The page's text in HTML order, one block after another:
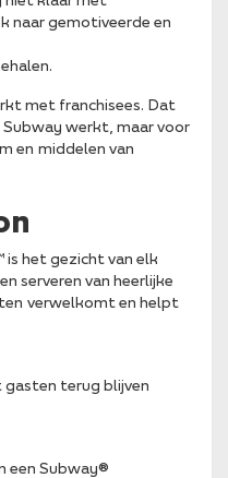
naar gemotiveerde en
met franchisees. Dat
werkt, maar voor
en middelen van
het gezicht van elk
serveren van heerlijke
verwelkomt en helpt
gasten terug blijven
een Subway®